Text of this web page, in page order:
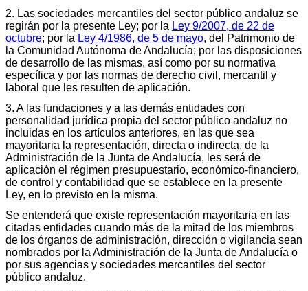
2. Las sociedades mercantiles del sector público andaluz se
regirán por la presente Ley; por la Ley 9/2007, de 22 de
octubre; por la Ley 4/1986, de 5 de mayo, del Patrimonio de
la Comunidad Autónoma de Andalucía; por las disposiciones
de desarrollo de las mismas, así como por su normativa
específica y por las normas de derecho civil, mercantil y
laboral que les resulten de aplicación.
3. A las fundaciones y a las demás entidades con
personalidad jurídica propia del sector público andaluz no
incluidas en los artículos anteriores, en las que sea
mayoritaria la representación, directa o indirecta, de la
Administración de la Junta de Andalucía, les será de
aplicación el régimen presupuestario, económico-financiero,
de control y contabilidad que se establece en la presente
Ley, en lo previsto en la misma.
Se entenderá que existe representación mayoritaria en las
citadas entidades cuando más de la mitad de los miembros
de los órganos de administración, dirección o vigilancia sean
nombrados por la Administración de la Junta de Andalucía o
por sus agencias y sociedades mercantiles del sector
público andaluz.